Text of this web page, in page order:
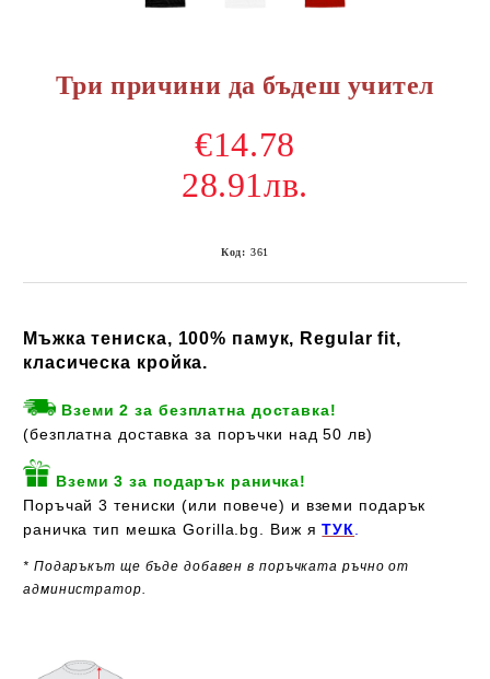
Три причини да бъдеш учител
€14.78
28.91лв.
Код: 361
Мъжка тениска, 100% памук, Regular fit,
класическа кройка.
Вземи 2 за безплатна доставка!
(безплатна доставка за поръчки над 50 лв)
Вземи 3 за подарък раничка!
Поръчай 3 тениски (или повече) и вземи подарък
раничка тип мешка Gorilla.bg. Виж яТУК
* Подаръкът ще бъде добавен в поръчката ръчно от
администратор.